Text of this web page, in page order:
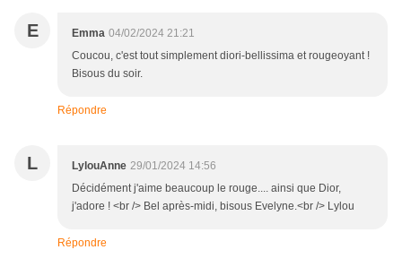
E Emma 04/02/2024 21:21
Coucou, c'est tout simplement diori-bellissima et rougeoyant !
Bisous du soir.
Répondre
L LylouAnne 29/01/2024 14:56
Décidément j'aime beaucoup le rouge.... ainsi que Dior,
j'adore ! <br /> Bel après-midi, bisous Evelyne.<br /> Lylou
Répondre